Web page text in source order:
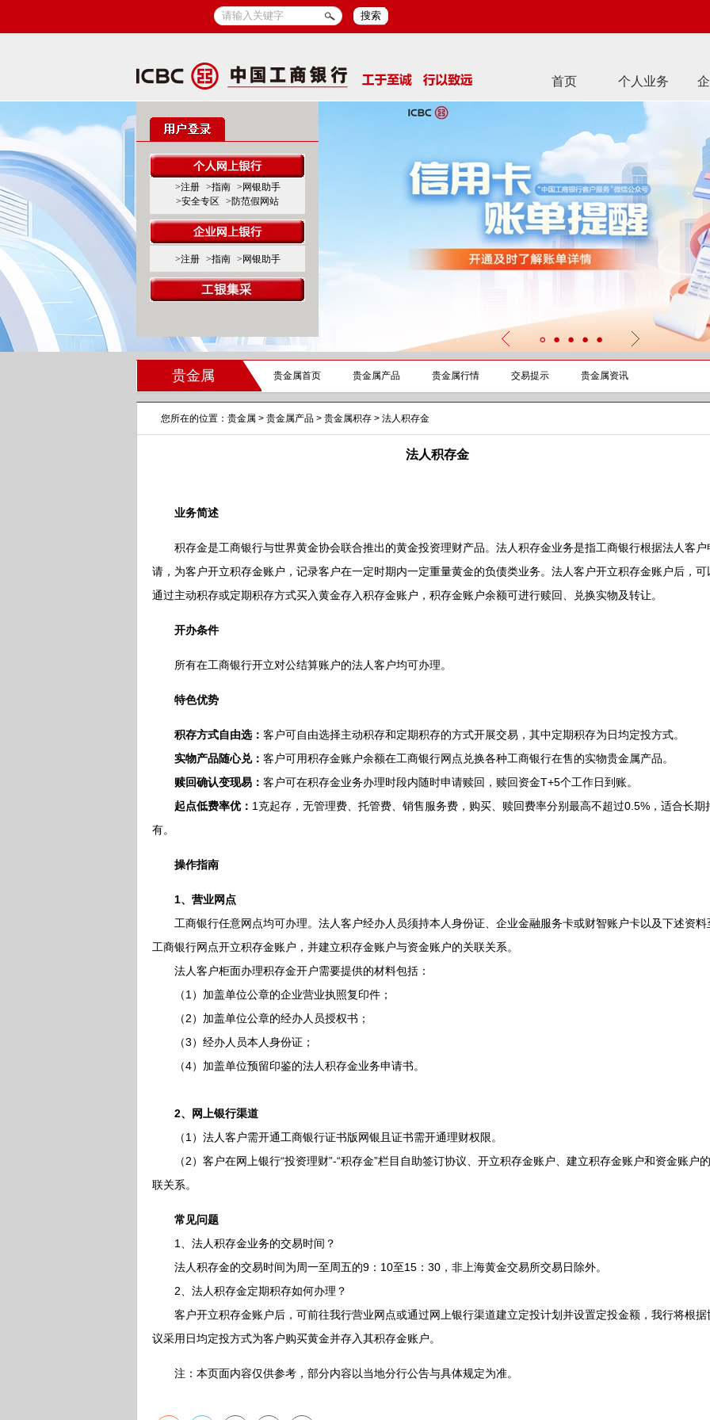
搜索
首页 个人业务
>注册 >指南
>网银助手
>安全专区
>防范假网站
>注册 >指南 >网银助手
贵金属 贵金属首页 贵金属产品 贵金属行情 交易提示 贵金属资讯
您所在的位置： 贵金属 > 贵金属产品 > 贵金属积存 > 法人积存金
法人积存金
业务简述
积存金是工商银行与世界黄金协会联合推出的黄金投资理财产品。法人积存金业务是指工商银行根据法人客户
请，为客户开立积存金账户，记录客户在一定时期内一定重量黄金的负债类业务。法人客户开立积存金账户后，可
通过主动积存或定期积存方式买入黄金存入积存金账户，积存金账户余额可进行赎回、兑换实物及转让。
开办条件
所有在工商银行开立对公结算账户的法人客户均可办理。
特色优势
积存方式自由选： 客户可自由选择主动积存和定期积存的方式开展交易，其中定期积存为日均定投方式。
实物产品随心兑： 客户可用积存金账户余额在工商银行网点兑换各种工商银行在售的实物贵金属产品。
赎回确认变现易： 客户可在积存金业务办理时段内随时申请赎回，赎回资金T+5个工作日到账。
起点低费率优： 1克起存，无管理费、托管费、销售服务费，购买、赎回费率分别最高不超过0.5%，适合长期
有。
操作指南
1、营业网点
工商银行任意网点均可办理。法人客户经办人员须持本人身份证、企业金融服务卡或财智账户卡以及下述资料
工商银行网点开立积存金账户，并建立积存金账户与资金账户的关联关系。
法人客户柜面办理积存金开户需要提供的材料包括：
（1）加盖单位公章的企业营业执照复印件；
（2）加盖单位公章的经办人员授权书；
（3）经办人员本人身份证；
（4）加盖单位预留印鉴的法人积存金业务申请书。
2、网上银行渠道
（1）法人客户需开通工商银行证书版网银且证书需开通理财权限。
（2）客户在网上银行“投资理财”-“积存金”栏目自助签订协议、开立积存金账户、建立积存金账户和资金账户
联关系。
常见问题
1、法人积存金业务的交易时间？
法人积存金的交易时间为周一至周五的9：10至15：30，非上海黄金交易所交易日除外。
2、法人积存金定期积存如何办理？
客户开立积存金账户后，可前往我行营业网点或通过网上银行渠道建立定投计划并设置定投金额，我行将根据
议采用日均定投方式为客户购买黄金并存入其积存金账户。
注：本页面内容仅供参考，部分内容以当地分行公告与具体规定为准。